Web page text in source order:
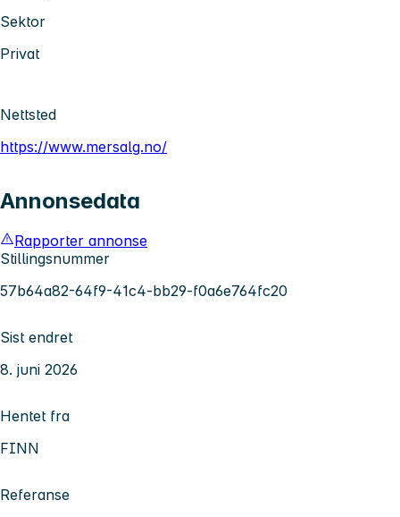
Sektor
Privat
Nettsted
https://www.mersalg.no/
Annonsedata
Rapporter annonse
Stillingsnummer
57b64a82-64f9-41c4-bb29-f0a6e764fc20
Sist endret
8. juni 2026
Hentet fra
FINN
Referanse